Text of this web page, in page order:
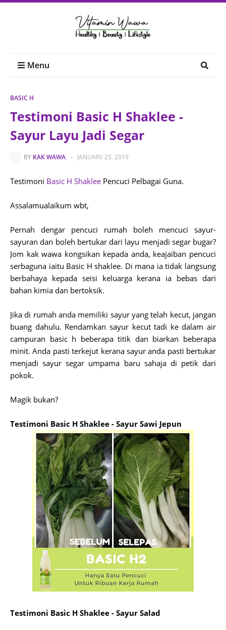
Menu
BASIC H
Testimoni Basic H Shaklee -
Sayur Layu Jadi Segar
BY KAK WAWA - JANUARY 25, 2019
Testimoni Basic H Shaklee Pencuci Pelbagai Guna.
Assalamualaikum wbt,
Pernah dengar pencuci rumah boleh mencuci sayur-
sayuran dan boleh bertukar dari layu menjadi segar bugar?
Jom kak wawa kongsikan kepada anda, keajaiban pencuci
serbaguna iaitu Basic H shaklee. Di mana ia tidak langsung
berbahaya kepada seisi keluarga kerana ia bebas dari
bahan kimia dan bertoksik.
Jika di rumah anda memiliki sayur yang telah kecut, jangan
buang dahulu. Rendamkan sayur kecut tadi ke dalam air
campuran basic h beberapa titik dan biarkan beberapa
minit. Anda pasti terkejut kerana sayur anda pasti bertukar
menjadi sayur segar umpama baru sahaja di petik dari
pokok.
Magik bukan?
Testimoni Basic H Shaklee - Sayur Sawi Jepun
Testimoni Basic H Shaklee - Sayur Salad